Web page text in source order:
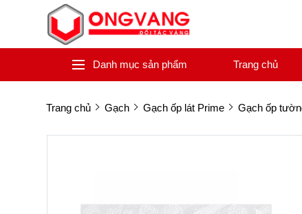
Danh mục sản phẩm Trang chủ
Trang chủ Gạch Gạch ốp lát Prime Gạch ốp